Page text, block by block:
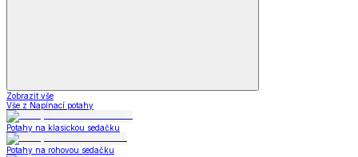
Zobrazit vše
Vše z Napínací potahy
Potahy na klasickou sedačku
Potahy na rohovou sedačku